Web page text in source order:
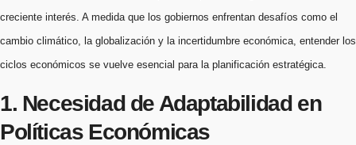
creciente interés. A medida que los gobiernos enfrentan desafíos como el
cambio climático, la globalización y la incertidumbre económica, entender los
ciclos económicos se vuelve esencial para la planificación estratégica.
1. Necesidad de Adaptabilidad en
Políticas Económicas